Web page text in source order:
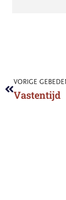
VORIGE
Vastentijd